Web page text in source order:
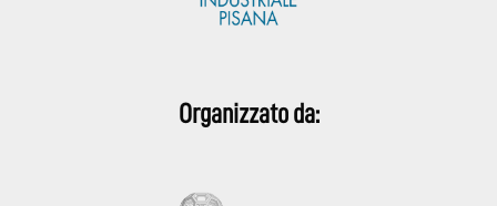
Organizzato da: